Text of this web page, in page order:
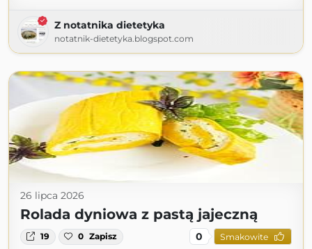
Z notatnika dietetyka
notatnik-dietetyka.blogspot.com
26 lipca 2026
Rolada dyniowa z pastą jajeczną
19 0 Zapisz 0 Smakowite